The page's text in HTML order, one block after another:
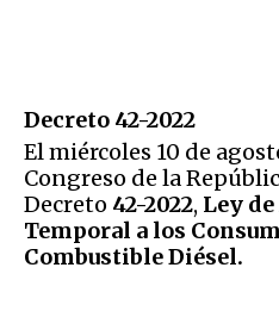
Decreto 42-2022
El miércoles 10 de
Congreso de la
Decreto 42-2022, Ley
Temporal a los
Combustible Diésel.